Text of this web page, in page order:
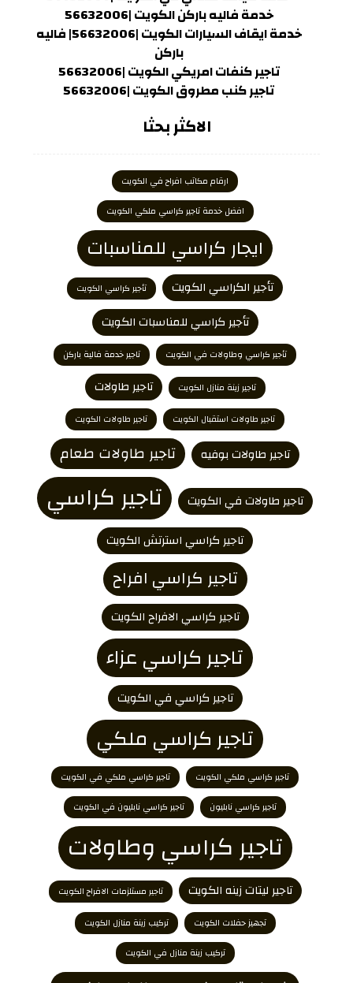
خدمة فاليه باركن الكويت |56632006
خدمة ايقاف السيارات الكويت |56632006| فاليه
باركن
تاجير كنفات امريكي الكويت |56632006
تاجير كنب مطروق الكويت |56632006
الاكثر بحثا
ارقام مكاتب افراح في الكويت
افضل خدمة تاجير كراسي ملكي الكويت
ايجار كراسي للمناسبات
تأجير الكراسي الكويت تأجير كراسي الكويت
تأجير كراسي للمناسبات الكويت
تأجير كراسي وطاولات في الكويت تاجير خدمة فالية باركن
تاجير زينة منازل الكويت تاجير طاولات
تاجير طاولات استقبال الكويت تاجير طاولات الكويت
تاجير طاولات بوفيه تاجير طاولات طعام
تاجير طاولات في الكويت تاجير كراسي
تاجير كراسي استرتش الكويت
تاجير كراسي افراح
تاجير كراسي الافراح الكويت
تاجير كراسي عزاء
تاجير كراسي في الكويت
تاجير كراسي ملكي
تاجير كراسي ملكي الكويت
تاجير كراسي ملكي في الكويت
تاجير كراسي نابليون
تاجير كراسي نابليون في الكويت
تاجير كراسي وطاولات
تاجير ليتات زينه الكويت
تاجير مستلزمات الافراح الكويت
تجهيز حفلات الكويت
تركيب زينة منازل الكويت
تركيب زينة منازل في الكويت